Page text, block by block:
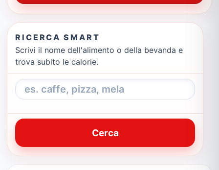
RICERCA SMART
Scrivi il nome dell'alimento o della bevanda e
trova subito le calorie.
Cerca